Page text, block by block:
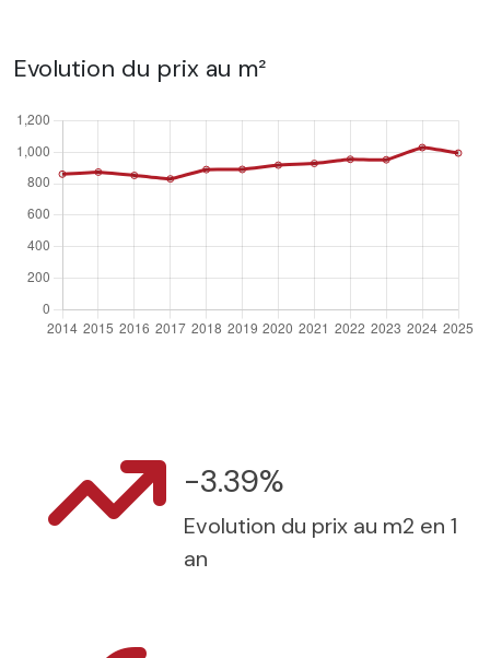
Evolution du prix au m²
-3.39%
Evolution du prix au m2 en 1
an